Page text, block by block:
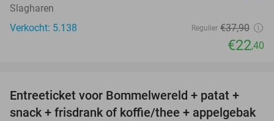
Slagharen
Verkocht: 5.138
Regulier €37,90
€22,40
23%
Entreeticket voor Bommelwereld + patat +
snack + frisdrank of koffie/thee + appelgebak